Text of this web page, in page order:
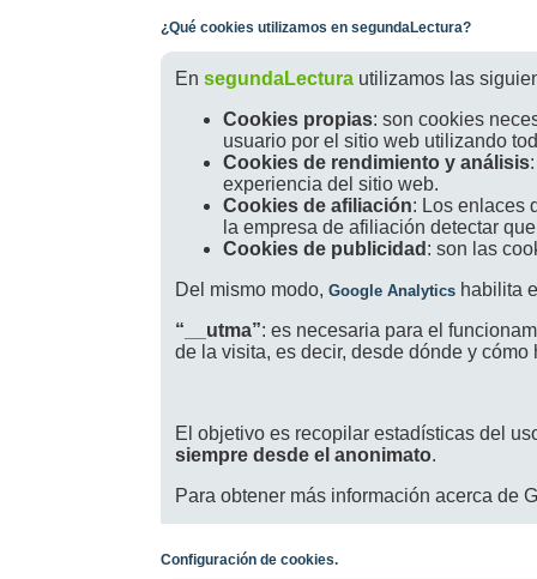
¿Qué cookies utilizamos en segundaLectura?
En segundaLectura utilizamos las
Cookies propias: son cookies
usuario por el sitio web utilizando
Cookies de rendimiento y análisis
experiencia del sitio web.
Cookies de afiliación: Los enlaces
la empresa de afiliación detectar
Cookies de publicidad : son las
Del mismo modo, Google Analytics habilita
“__utma”: es necesaria para el
de la visita, es decir, desde dónde y
El objetivo es recopilar estadísticas del
siempre desde el anonimato.
Para obtener más información acerca de
Configuración de cookies.